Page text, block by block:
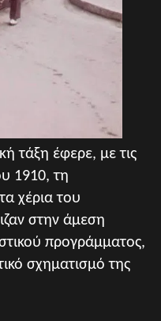
τάξη έφερε, με τις
1910, τη
χέρια του
στην άμεση
προγράμματος,
σχηματισμό της